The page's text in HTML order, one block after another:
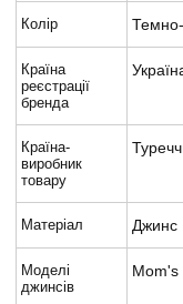
Колір
Країна
реєстрації
бренда
Країна-
виробник
товару
Матеріал Джинс
Моделі
джинсів
Mom's